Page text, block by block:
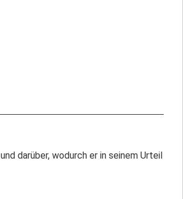
darüber, wodurch er in seinem Urteil